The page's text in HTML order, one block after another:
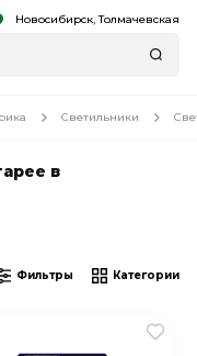
Новосибирск, Толмачевская
Светильники
в
Фильтры Категории